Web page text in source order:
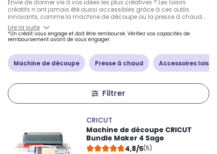
Envie de donner vie à vos idées les plus créatives ? Les loisirs
créatifs n’ont jamais été aussi accessibles grâce à ces outils
innovants, comme la machine de découpe ou la presse à chaud.
Que vous cherchiez des accessoires de marque
ces équipements sont conçus pour transformer votre espace en un
véritable atelier créatif. Idéales pour toutes les activités manuelles,
personnalisés.
Lire la suite
*Un crédit vous engage et doit être remboursé. Vérifiez vos capacités de
remboursement avant de vous engager.
Machine de découpe Presse à chaud Accessoires
Filtrer
CRICUT
Machine de découpe CRICUT
Bundle Maker 4 Sage
4,8/5(5)